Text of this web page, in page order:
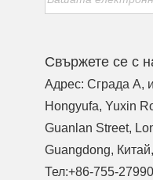
Свържете се с
Адрес: Сграда A,
Hongyufa, Yuxin
Guanlan Street,
Guangdong,
Тел:+86-755-